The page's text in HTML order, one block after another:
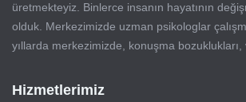
üretmekteyiz. Binlerce insanın hayatının
olduk. Merkezimizde uzman psikologlar
yıllarda merkezimizde, konuşma
Hizmetlerimiz